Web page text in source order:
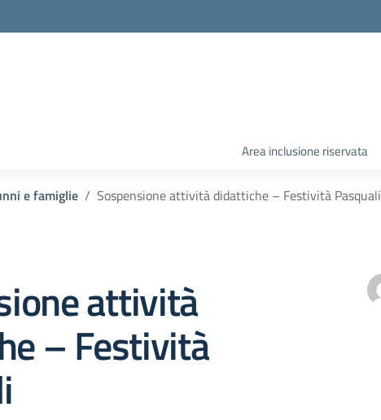
Area inclusione riservata
e famiglie Sospensione attività didattiche – Festività Pasquali
attività
– Festività